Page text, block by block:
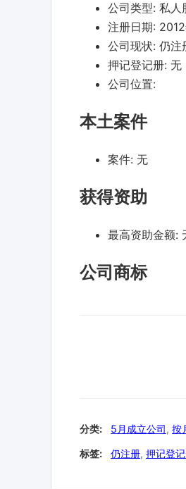
公司类型: 私人
注册日期:
公司现状: 仍注
押记登记册: 无
公司位置:
本土案件
案件: 无
获得资助
最高资助金额:
公司商标
分类: 5月成立公司, 按
标签: 仍注册, 押记登